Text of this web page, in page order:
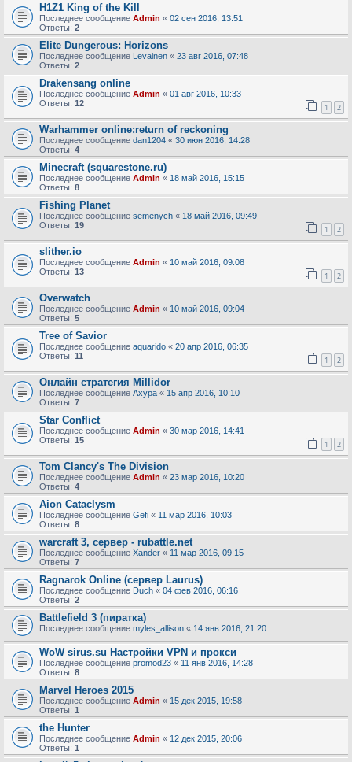
H1Z1 King of the Kill
Последнее сообщение Admin « 02 сен 2016, 13:51
Ответы: 2
Elite Dungerous: Horizons
Последнее сообщение Levainen « 23 авг 2016, 07:48
Ответы: 2
Drakensang online
Последнее сообщение Admin « 01 авг 2016, 10:33
Ответы: 12 1 2
Warhammer online:return of reckoning
Последнее сообщение dan1204 « 30 июн 2016, 14:28
Ответы: 4
Minecraft (squarestone.ru)
Последнее сообщение Admin « 18 май 2016, 15:15
Ответы: 8
Fishing Planet
Последнее сообщение semenych « 18 май 2016, 09:49
Ответы: 19 1 2
slither.io
Последнее сообщение Admin « 10 май 2016, 09:08
Ответы: 13 1 2
Overwatch
Последнее сообщение Admin « 10 май 2016, 09:04
Ответы: 5
Tree of Savior
Последнее сообщение aquarido « 20 апр 2016, 06:35
Ответы: 11 1 2
Онлайн стратегия Millidor
Последнее сообщение Ахура « 15 апр 2016, 10:10
Ответы: 7
Star Conflict
Последнее сообщение Admin « 30 мар 2016, 14:41
Ответы: 15 1 2
Tom Clancy's The Division
Последнее сообщение Admin « 23 мар 2016, 10:20
Ответы: 4
Aion Cataclysm
Последнее сообщение Gefi « 11 мар 2016, 10:03
Ответы: 8
warcraft 3, сервер - rubattle.net
Последнее сообщение Xander « 11 мар 2016, 09:15
Ответы: 7
Ragnarok Online (сервер Laurus)
Последнее сообщение Duch « 04 фев 2016, 06:16
Ответы: 2
Battlefield 3 (пиратка)
Последнее сообщение myles_allison « 14 янв 2016, 21:20
WoW sirus.su Настройки VPN и прокси
Последнее сообщение promod23 « 11 янв 2016, 14:28
Ответы: 8
Marvel Heroes 2015
Последнее сообщение Admin « 15 дек 2015, 19:58
Ответы: 1
the Hunter
Последнее сообщение Admin « 12 дек 2015, 20:06
Ответы: 1